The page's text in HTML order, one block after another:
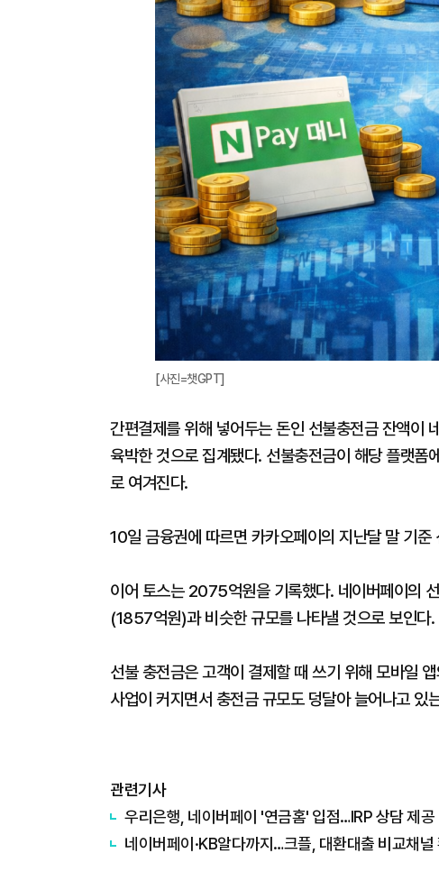
[사진=챗GPT]
간편결제를 위해 넣어두는 돈인 선불충전금 잔액이
육박한 것으로 집계됐다. 선불충전금이 해당 플랫폼
로 여겨진다.
10일 금융권에 따르면 카카오페이의 지난달 말 기
이어 토스는 2075억원을 기록했다. 네이버페이의
(1857억원)과 비슷한 규모를 나타낼 것으로 보인다
선불 충전금은 고객이 결제할 때 쓰기 위해 모바일
사업이 커지면서 충전금 규모도 덩달아 늘어나고 있
관련기사
우리은행, 네이버페이 '연금홈' 입점…IRP 상담 제공
네이버페이·KB알다까지…크플, 대환대출 비교채널